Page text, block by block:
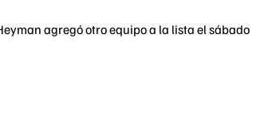
agregó otro equipo a la lista el sábado